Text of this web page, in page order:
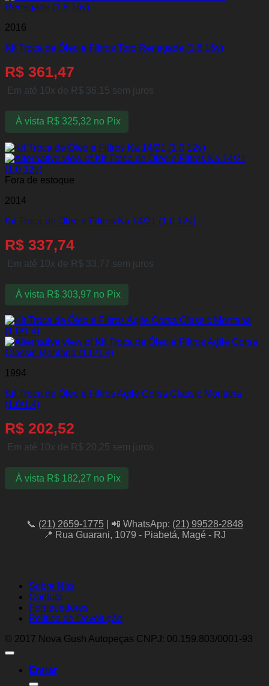
2016
Kit Troca de Óleo e Filtros Toro Renegade (1.8 16v)
R$ 361,47
Em até 10x de R$ 36,15 sem juros
À vista R$325,32 no Pix
Fora de estoque
2014
Kit Troca de Óleo e Filtros Ka 14/21 (1.0 12v)
R$ 337,74
Em até 10x de R$ 33,77 sem juros
À vista R$303,97 no Pix
1994
Kit Troca de Óleo e Filtros Agile Corsa Classic Montana
(1.0/1.4)
R$ 202,52
Em até 10x de R$ 20,25 sem juros
À vista R$182,27 no Pix
📞 (21) 2659-1775| 📲 WhatsApp: (21) 99528-2848
📍 Rua Guarani, 1079 - Piabetá, Magé - RJ
Sobre Nós
Contato
Fornecedores
Política de Devolução
© 2017 Nova Gush Autopeças CNPJ: 00.159.803/0001-93
Entrar